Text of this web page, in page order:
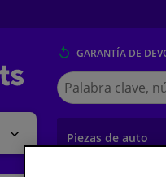
GARANTÍA DE
Buscar
en
Winparts.es
Piezas de auto